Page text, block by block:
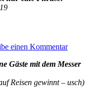
einen Kommentar
Gäste mit dem Messer
Reisen gewinnt – usch)